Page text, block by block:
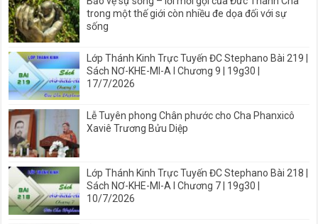
trong một thế giới còn nhiều đe dọa đối với sự
sống
Lớp Thánh Kinh Trực Tuyến ĐC Stephano Bài 219 |
Sách NƠ-KHE-MI-A I Chương 9 | 19g30 |
17/7/2026
Lễ Tuyên phong Chân phước cho Cha Phanxicô
Xaviê Trương Bửu Diệp
Lớp Thánh Kinh Trực Tuyến ĐC Stephano Bài 218 |
Sách NƠ-KHE-MI-A I Chương 7 | 19g30 |
10/7/2026